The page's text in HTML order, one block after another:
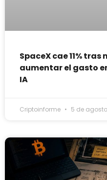
SpaceX cae 11%
aumentar el gasto
IA
Criptoinforme 5 de